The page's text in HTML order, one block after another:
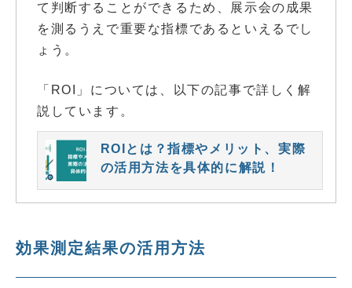
て判断することができるため、展示会の成果
を測るうえで重要な指標であるといえるでし
ょう。
「ROI」については、以下の記事で詳しく解
説しています。
ROIとは？指標やメリット、実際
の活用方法を具体的に解説！
効果測定結果の活用方法